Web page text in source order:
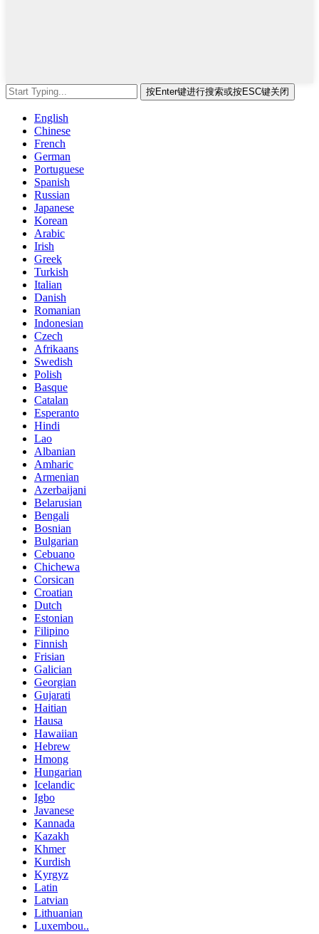
按Enter键进行搜索或按ESC键关闭
English
Chinese
French
German
Portuguese
Spanish
Russian
Japanese
Korean
Arabic
Irish
Greek
Turkish
Italian
Danish
Romanian
Indonesian
Czech
Afrikaans
Swedish
Polish
Basque
Catalan
Esperanto
Hindi
Lao
Albanian
Amharic
Armenian
Azerbaijani
Belarusian
Bengali
Bosnian
Bulgarian
Cebuano
Chichewa
Corsican
Croatian
Dutch
Estonian
Filipino
Finnish
Frisian
Galician
Georgian
Gujarati
Haitian
Hausa
Hawaiian
Hebrew
Hmong
Hungarian
Icelandic
Igbo
Javanese
Kannada
Kazakh
Khmer
Kurdish
Kyrgyz
Latin
Latvian
Lithuanian
Luxembou..